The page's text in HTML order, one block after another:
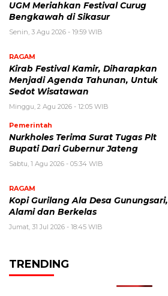
UGM Meriahkan Festival Curug
Bengkawah di Sikasur
Senin, 3 Agu 2026 - 19:59 WIB
RAGAM
Kirab Festival Kamir, Diharapkan
Menjadi Agenda Tahunan, Untuk
Sedot Wisatawan
Minggu, 2 Agu 2026 - 12:05 WIB
Pemerintah
Nurkholes Terima Surat Tugas Plt
Bupati Dari Gubernur Jateng
Sabtu, 1 Agu 2026 - 05:34 WIB
RAGAM
Kopi Gurilang Ala Desa Gunungsari,
Alami dan Berkelas
Jumat, 31 Jul 2026 - 18:45 WIB
TRENDING